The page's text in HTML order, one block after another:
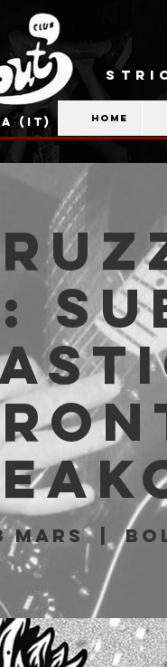
(IT) Home
mars
  |